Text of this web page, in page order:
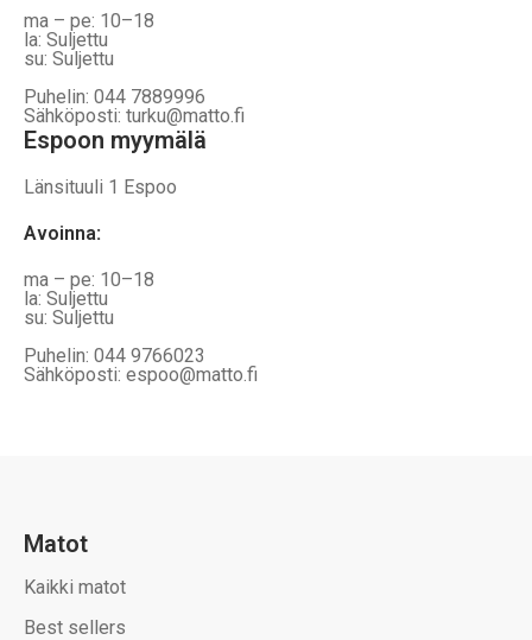
ma – pe: 10–18
la: Suljettu
su: Suljettu
Puhelin: 044 7889996
Sähköposti: turku@matto.fi
Espoon myymälä
Länsituuli 1 Espoo
Avoinna:
ma – pe: 10–18
la: Suljettu
su: Suljettu
Puhelin: 044 9766023
Sähköposti: espoo@matto.fi
Matot
Kaikki matot
Best sellers